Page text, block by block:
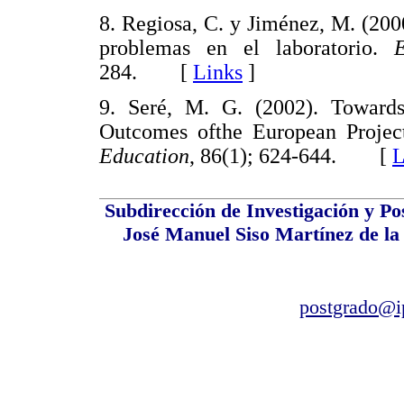
8. Regiosa, C. y Jiménez, M.
problemas en el laboratorio.
284. [ Links ]
9. Seré, M. G. (2002).
Outcomes ofthe European
Education, 86(1); 624-644. [
Subdirección de Investigación y
José Manuel Siso Martínez de